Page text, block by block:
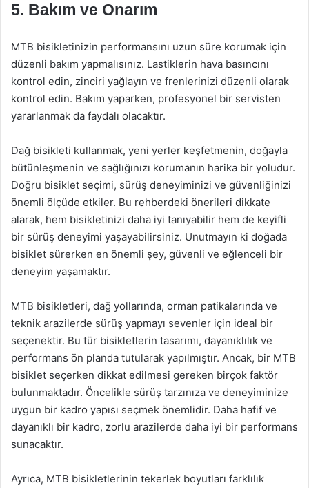
5. Bakım ve Onarım
MTB bisikletinizin performansını uzun süre korumak için
düzenli bakım yapmalısınız. Lastiklerin hava basıncını
kontrol edin, zinciri yağlayın ve frenlerinizi düzenli olarak
kontrol edin. Bakım yaparken, profesyonel bir servisten
yararlanmak da faydalı olacaktır.
Dağ bisikleti kullanmak, yeni yerler keşfetmenin, doğayla
bütünleşmenin ve sağlığınızı korumanın harika bir yoludur.
Doğru bisiklet seçimi, sürüş deneyiminizi ve güvenliğinizi
önemli ölçüde etkiler. Bu rehberdeki önerileri dikkate
alarak, hem bisikletinizi daha iyi tanıyabilir hem de keyifli
bir sürüş deneyimi yaşayabilirsiniz. Unutmayın ki doğada
bisiklet sürerken en önemli şey, güvenli ve eğlenceli bir
deneyim yaşamaktır.
MTB bisikletleri, dağ yollarında, orman patikalarında ve
teknik arazilerde sürüş yapmayı sevenler için ideal bir
seçenektir. Bu tür bisikletlerin tasarımı, dayanıklılık ve
performans ön planda tutularak yapılmıştır. Ancak, bir MTB
bisiklet seçerken dikkat edilmesi gereken birçok faktör
bulunmaktadır. Öncelikle sürüş tarzınıza ve deneyiminize
uygun bir kadro yapısı seçmek önemlidir. Daha hafif ve
dayanıklı bir kadro, zorlu arazilerde daha iyi bir performans
sunacaktır.
Ayrıca, MTB bisikletlerinin tekerlek boyutları farklılık